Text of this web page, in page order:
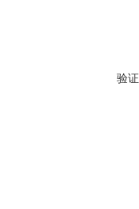
验